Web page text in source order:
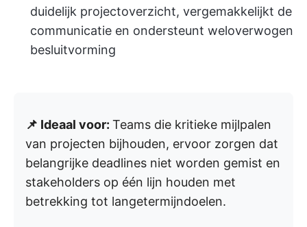
duidelijk projectoverzicht, vergemakkelijkt de
communicatie en ondersteunt weloverwogen
besluitvorming
📌 Ideaal voor: Teams die kritieke mijlpalen
van projecten bijhouden, ervoor zorgen dat
belangrijke deadlines niet worden gemist en
stakeholders op één lijn houden met
betrekking tot langetermijndoelen.